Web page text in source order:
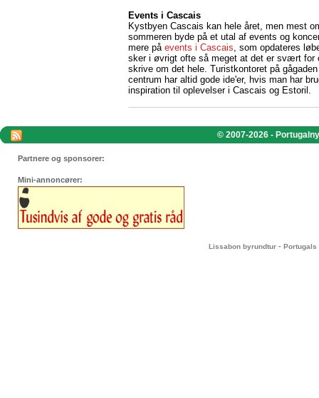
Events i Cascais
Kystbyen Cascais kan hele året, men mest
sommeren byde på et utal af events og
mere på events i Cascais, som opdateres
sker i øvrigt ofte så meget at det er svært for
skrive om det hele. Turistkontoret på
centrum har altid gode ide'er, hvis man har
inspiration til oplevelser i Cascais og Estoril.
© 2007-2026 -
Partnere og sponsorer:
Mini-annoncører:
Lissabon byrundtur -